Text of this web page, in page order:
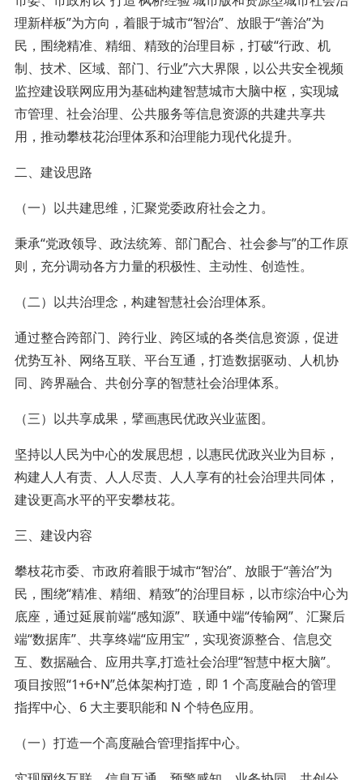
理新样板”为方向，着眼于城市“智治”、放眼于“善治”为
民，围绕精准、精细、精致的治理目标，打破“行政、机
制、技术、区域、部门、行业”六大界限，以公共安全视频
监控建设联网应用为基础构建智慧城市大脑中枢，实现城
市管理、社会治理、公共服务等信息资源的共建共享共
用，推动攀枝花治理体系和治理能力现代化提升。
二、建设思路
（一）以共建思维，汇聚党委政府社会之力。
秉承“党政领导、政法统筹、部门配合、社会参与”的工作原
则，充分调动各方力量的积极性、主动性、创造性。
（二）以共治理念，构建智慧社会治理体系。
通过整合跨部门、跨行业、跨区域的各类信息资源，促进
优势互补、网络互联、平台互通，打造数据驱动、人机协
同、跨界融合、共创分享的智慧社会治理体系。
（三）以共享成果，擘画惠民优政兴业蓝图。
坚持以人民为中心的发展思想，以惠民优政兴业为目标，
构建人人有责、人人尽责、人人享有的社会治理共同体，
建设更高水平的平安攀枝花。
三、建设内容
攀枝花市委、市政府着眼于城市“智治”、放眼于“善治”为
民，围绕“精准、精细、精致”的治理目标，以市综治中心为
底座，通过延展前端“感知源”、联通中端“传输网”、汇聚后
端“数据库”、共享终端“应用宝”，实现资源整合、信息交
互、数据融合、应用共享,打造社会治理“智慧中枢大脑”。
项目按照“1+6+N”总体架构打造，即 1 个高度融合的管理
指挥中心、6 大主要职能和 N 个特色应用。
（一）打造一个高度融合管理指挥中心。